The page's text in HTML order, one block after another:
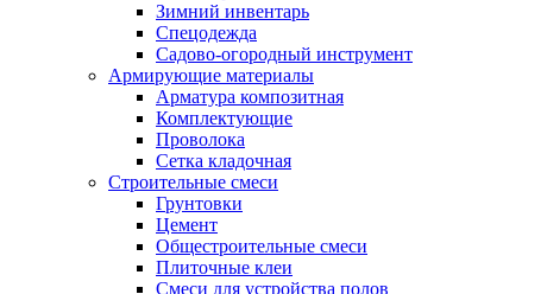
Зимний инвентарь
Спецодежда
Садово-огородный инструмент
Армирующие материалы
Арматура композитная
Комплектующие
Проволока
Сетка кладочная
Строительные смеси
Грунтовки
Цемент
Общестроительные смеси
Плиточные клеи
Смеси для устройства полов